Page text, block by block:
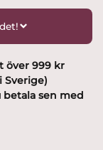
över 999 kr
Sverige)
betala sen med